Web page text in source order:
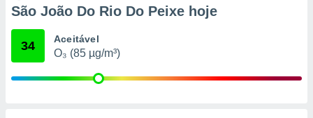
através
São João Do Rio Do Peixe hoje
34 Aceitável
O₃ (85 µg/m³)